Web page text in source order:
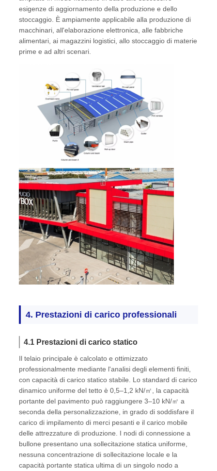
esigenze di aggiornamento della produzione e dello
stoccaggio. È ampiamente applicabile alla produzione di
macchinari, all'elaborazione elettronica, alle fabbriche
alimentari, ai magazzini logistici, allo stoccaggio di materie
prime e ad altri scenari.
4. Prestazioni di carico professionali
4.1 Prestazioni di carico statico
Il telaio principale è calcolato e ottimizzato
professionalmente mediante l'analisi degli elementi finiti,
con capacità di carico statico stabile. Lo standard di carico
dinamico uniforme del tetto è 0,5–1,2 kN/㎡, la capacità
portante del pavimento può raggiungere 3–10 kN/㎡ a
seconda della personalizzazione, in grado di soddisfare il
carico di impilamento di merci pesanti e il carico mobile
delle attrezzature di produzione. I nodi di connessione a
bullone presentano una sollecitazione statica uniforme,
nessuna concentrazione di sollecitazione locale e la
capacità portante statica ultima di un singolo nodo a